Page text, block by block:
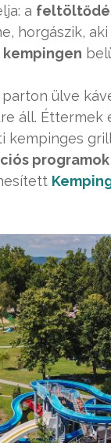
a
horgászik,
ülve
áll. Éttermek
kempinges
programok